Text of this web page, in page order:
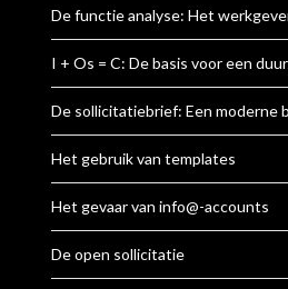
De functie analyse: Het
I + Os = C: De basis voor een
De sollicitatiebrief: Een moderne
Het gebruik van templates
Het gevaar van info@-accounts
De open sollicitatie